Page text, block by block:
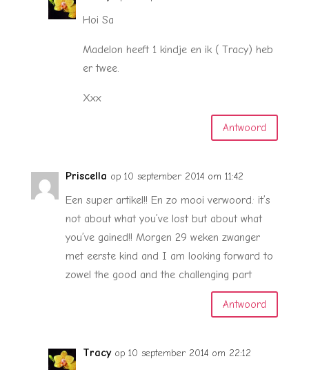
Hoi Sa
Madelon heeft 1 kindje en ik ( Tracy) heb
er twee.
Xxx
Antwoord
Priscella op 10 september 2014 om 11:42
Een super artikel!! En zo mooi verwoord: it’s
not about what you’ve lost but about what
you’ve gained!! Morgen 29 weken zwanger
met eerste kind and I am looking forward to
zowel the good and the challenging part
Antwoord
Tracy op 10 september 2014 om 22:12